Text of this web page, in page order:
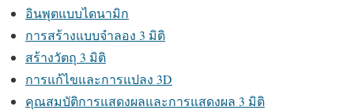
อินพุตแบบไดนามิก
การสร้างแบบจำลอง 3 มิติ
สร้างวัตถุ 3 มิติ
การแก้ไขและการแปลง 3D
คุณสมบัติการแสดงผลและการแสดงผล 3 มิติ